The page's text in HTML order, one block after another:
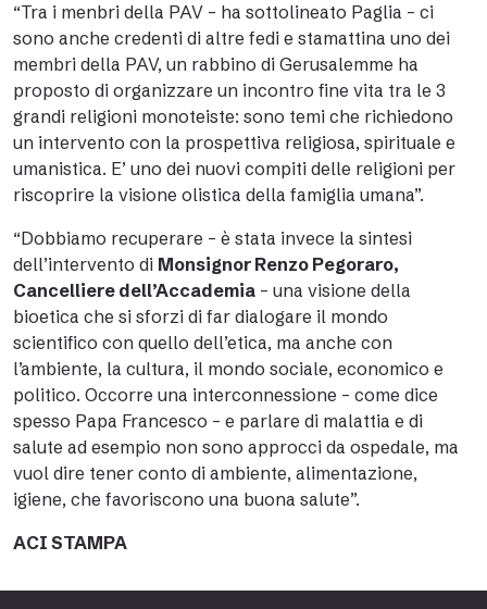
“Tra i menbri della PAV – ha sottolineato Paglia – ci
sono anche credenti di altre fedi e stamattina uno dei
membri della PAV, un rabbino di Gerusalemme ha
proposto di organizzare un incontro fine vita tra le 3
grandi religioni monoteiste: sono temi che richiedono
un intervento con la prospettiva religiosa, spirituale e
umanistica. E’ uno dei nuovi compiti delle religioni per
riscoprire la visione olistica della famiglia umana”.
“Dobbiamo recuperare – è stata invece la sintesi
dell’intervento di Monsignor Renzo Pegoraro,
Cancelliere dell’Accademia – una visione della
bioetica che si sforzi di far dialogare il mondo
scientifico con quello dell’etica, ma anche con
l’ambiente, la cultura, il mondo sociale, economico e
politico. Occorre una interconnessione – come dice
spesso Papa Francesco – e parlare di malattia e di
salute ad esempio non sono approcci da ospedale, ma
vuol dire tener conto di ambiente, alimentazione,
igiene, che favoriscono una buona salute”.
ACI STAMPA